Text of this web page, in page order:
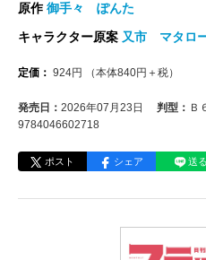
原作御手々 ぽんた
キャラクター原案 又市 マタロ
定価： 924円 （本体840円＋税）
発売日： 2026年07月23日 判型： Ｂ
9784046602718
ポスト シェア 送る